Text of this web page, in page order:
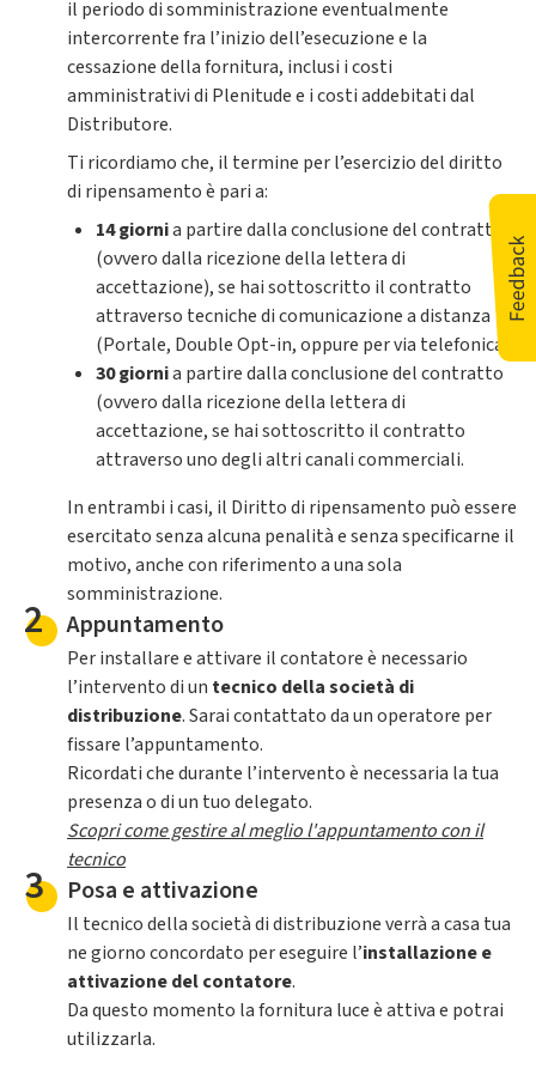
il periodo di somministrazione eventualmente
intercorrente fra l’inizio dell’esecuzione e la
cessazione della fornitura, inclusi i costi
amministrativi di Plenitude e i costi addebitati dal
Distributore.
Ti ricordiamo che, il termine per l’esercizio del diritto
di ripensamento è pari a:
14 giornia partire dalla conclusione del contratto
(ovvero dalla ricezione della lettera di
accettazione), se hai sottoscritto il contratto
attraverso tecniche di comunicazione a distanza
(Portale, Double Opt-in, oppure per via telefonica);
30 giornia partire dalla conclusione del contratto
(ovvero dalla ricezione della lettera di
accettazione, se hai sottoscritto il contratto
attraverso uno degli altri canali commerciali.
In entrambi i casi, il Diritto di ripensamento può essere
esercitato senza alcuna penalità e senza specificarne il
motivo, anche con riferimento a una sola
somministrazione.
2 Appuntamento
Per installare e attivare il contatore è necessario
l’intervento di un tecnico della società di
distribuzione. Sarai contattato da un operatore per
fissare l’appuntamento.
Ricordati che durante l’intervento è necessaria la tua
presenza o di un tuo delegato.
Scopri come gestire al meglio l'appuntamento con il
tecnico
3 Posa e attivazione
Il tecnico della società di distribuzione verrà a casa tua
ne giorno concordato per eseguire l’installazione e
attivazione del contatore.
Da questo momento la fornitura luce è attiva e potrai
utilizzarla.